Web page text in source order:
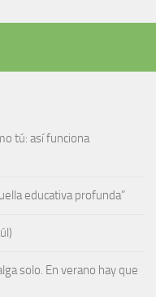
tú: así funciona
educativa profunda”
solo. En verano hay que